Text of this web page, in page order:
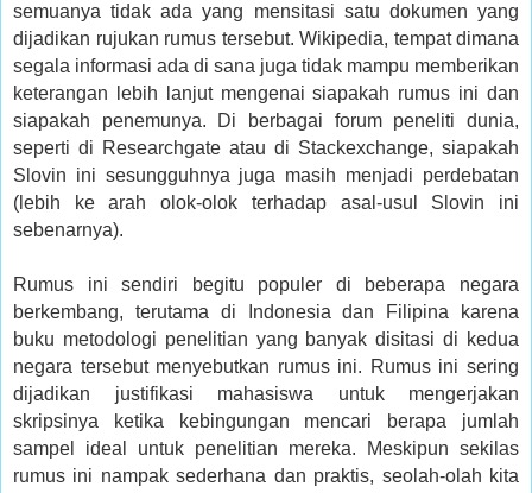
semuanya tidak ada yang mensitasi satu dokumen yang
dijadikan rujukan rumus tersebut. Wikipedia, tempat dimana
segala informasi ada di sana juga tidak mampu memberikan
keterangan lebih lanjut mengenai siapakah rumus ini dan
siapakah penemunya. Di berbagai forum peneliti dunia,
seperti di Researchgate atau di Stackexchange, siapakah
Slovin ini sesungguhnya juga masih menjadi perdebatan
(lebih ke arah olok-olok terhadap asal-usul Slovin ini
sebenarnya).
Rumus ini sendiri begitu populer di beberapa negara
berkembang, terutama di Indonesia dan Filipina karena
buku metodologi penelitian yang banyak disitasi di kedua
negara tersebut menyebutkan rumus ini. Rumus ini sering
dijadikan justifikasi mahasiswa untuk mengerjakan
skripsinya ketika kebingungan mencari berapa jumlah
sampel ideal untuk penelitian mereka. Meskipun sekilas
rumus ini nampak sederhana dan praktis, seolah-olah kita